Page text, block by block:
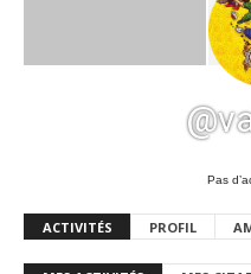
Pas
ACTIVITÉS PROFIL